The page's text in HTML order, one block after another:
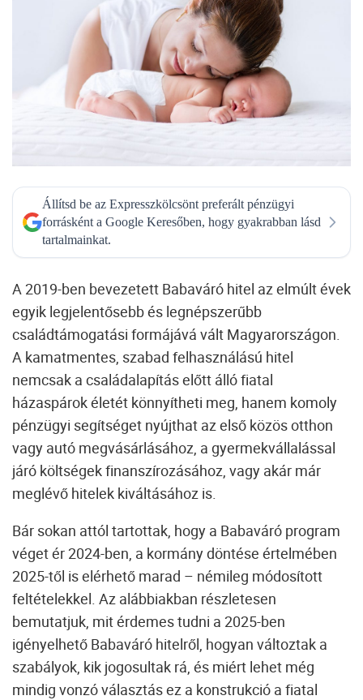
Állítsd be az Expresszkölcsönt preferált pénzügyi
forrásként a Google Keresőben, hogy gyakrabban lásd
tartalmainkat.
A 2019-ben bevezetett Babaváró hitel az elmúlt évek
egyik legjelentősebb és legnépszerűbb
családtámogatási formájává vált Magyarországon.
A kamatmentes, szabad felhasználású hitel
nemcsak a családalapítás előtt álló fiatal
házaspárok életét könnyítheti meg, hanem komoly
pénzügyi segítséget nyújthat az első közös otthon
vagy autó megvásárlásához, a gyermekvállalással
járó költségek finanszírozásához, vagy akár már
meglévő hitelek kiváltásához is.
Bár sokan attól tartottak, hogy a Babaváró program
véget ér 2024-ben, a kormány döntése értelmében
2025-től is elérhető marad – némileg módosított
feltételekkel. Az alábbiakban részletesen
bemutatjuk, mit érdemes tudni a 2025-ben
igényelhető Babaváró hitelről, hogyan változtak a
szabályok, kik jogosultak rá, és miért lehet még
mindig vonzó választás ez a konstrukció a fiatal